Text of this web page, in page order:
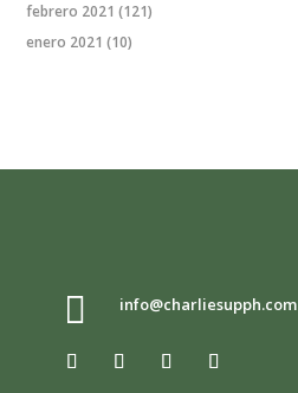
febrero 2021 (121)
enero 2021 (10)
 info@charliesupph.com